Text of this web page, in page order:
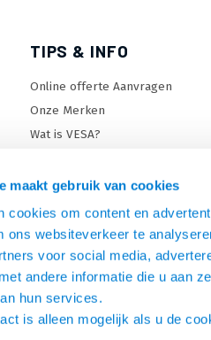
maakt gebruik van cookies
cookies om content en
ons websiteverkeer te
voor social media,
andere informatie die u aan
hun services.
is alleen mogelijk als u de
TIPS & INFO
Online offerte Aanvragen
Onze Merken
Wat is VESA?
TV standaard keuzehulp
TV lift keuzehulp
Monitorarm keuzehulp
SiteMap